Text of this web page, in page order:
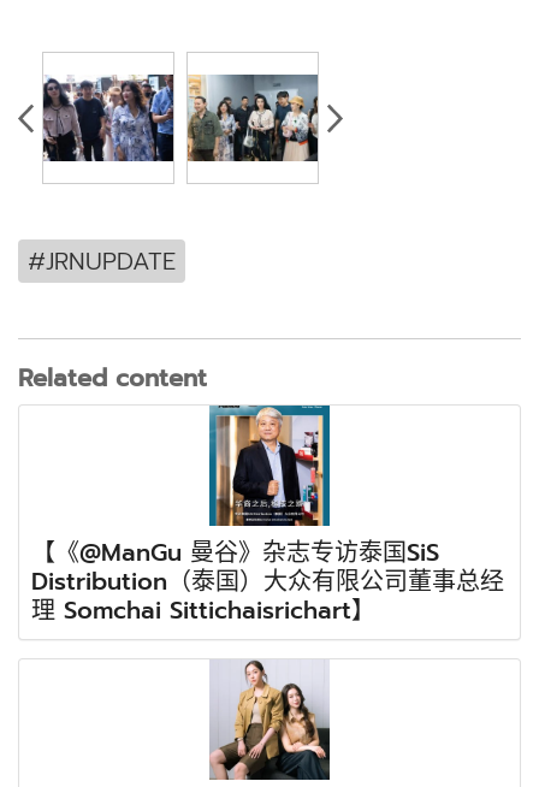
#JRNUPDATE
Related content
【《@ManGu 曼谷》杂志专访泰国SiS
Distribution（泰国）大众有限公司董事总经
理 Somchai Sittichaisrichart】